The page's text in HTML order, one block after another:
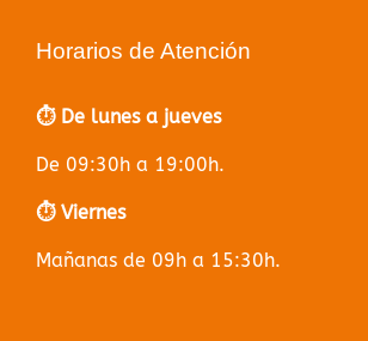
Horarios de Atención
⏱️ De lunes a jueves
De 09:30h a 19:00h.
⏱️ Viernes
Mañanas de 09h a 15:30h.